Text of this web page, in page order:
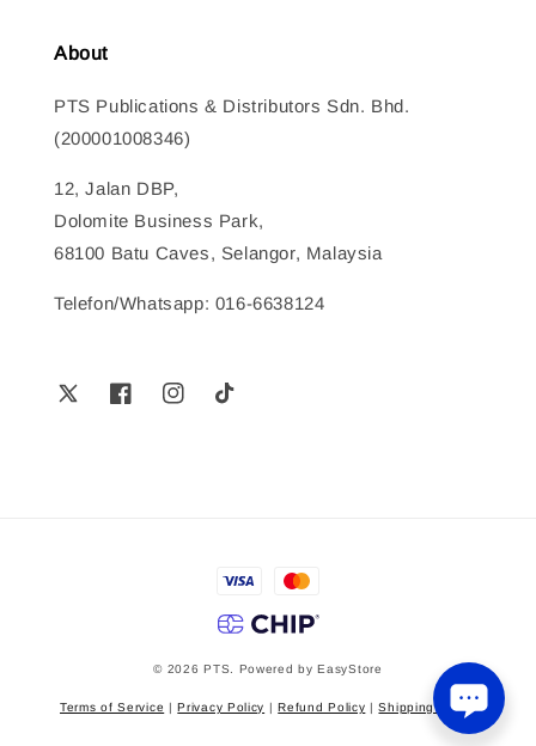
About
PTS Publications & Distributors Sdn. Bhd.
(200001008346)
12, Jalan DBP,
Dolomite Business Park,
68100 Batu Caves, Selangor, Malaysia
Telefon/Whatsapp: 016-6638124
© 2026 PTS. Powered byEasyStore
Terms of Service |Privacy Policy |Refund Policy |Shipping Policy